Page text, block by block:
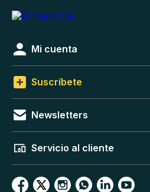
Mi cuenta
Suscríbete
Newsletters
Servicio al cliente